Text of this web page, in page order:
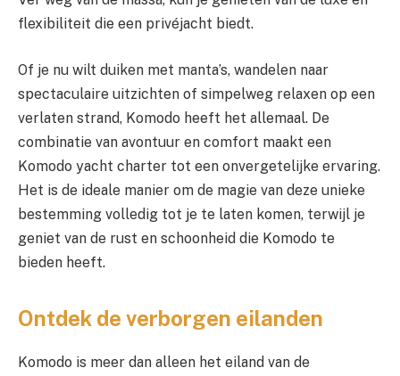
flexibiliteit die een privéjacht biedt.
Of je nu wilt duiken met manta’s, wandelen naar
spectaculaire uitzichten of simpelweg relaxen op een
verlaten strand, Komodo heeft het allemaal. De
combinatie van avontuur en comfort maakt een
Komodo yacht charter tot een onvergetelijke ervaring.
Het is de ideale manier om de magie van deze unieke
bestemming volledig tot je te laten komen, terwijl je
geniet van de rust en schoonheid die Komodo te
bieden heeft.
Ontdek de verborgen eilanden
Komodo is meer dan alleen het eiland van de